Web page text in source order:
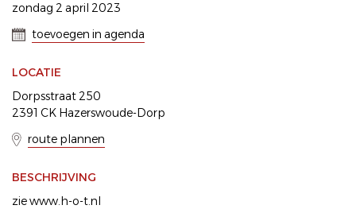
zondag 2 april 2023
toevoegen in agenda
LOCATIE
Dorpsstraat 250
2391 CK Hazerswoude-Dorp
route plannen
BESCHRIJVING
zie www.h-o-t.nl